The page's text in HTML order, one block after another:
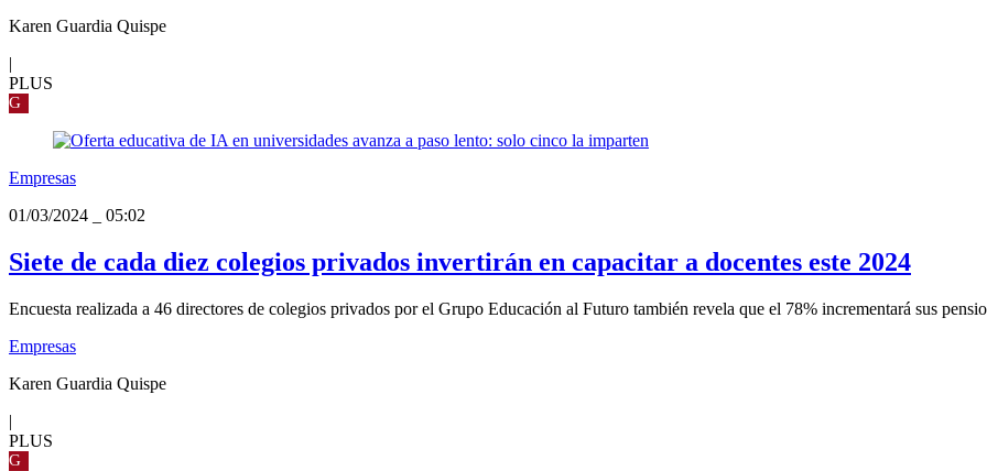
Karen Guardia Quispe
PLUS
G
Empresas
01/03/2024
05:02
Siete de cada diez colegios privados invertirán en capacitar a docentes este 2024
Encuesta realizada a 46 directores de colegios privados por el Grupo Educación al Futuro también revela que el 78% incrementará sus
Empresas
Karen Guardia Quispe
|
PLUS
G